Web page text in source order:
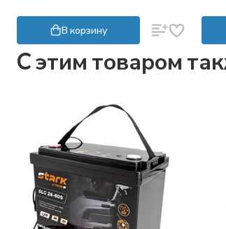
В корзину
C этим товаром